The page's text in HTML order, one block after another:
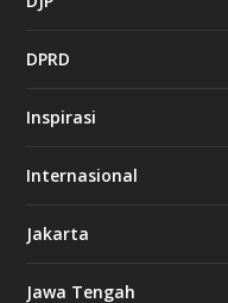
DPRD
Inspirasi
Internasional
Jakarta
Jawa Tengah